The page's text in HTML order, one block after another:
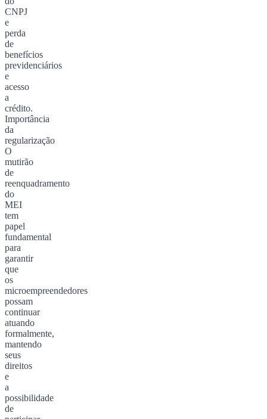
CNPJ
e
perda
de
benefícios
previdenciários
e
acesso
a
crédito.
Importância
da
regularização
O
mutirão
de
reenquadramento
do
MEI
tem
papel
fundamental
para
garantir
que
os
microempreendedores
possam
continuar
atuando
formalmente,
mantendo
seus
direitos
e
a
possibilidade
de